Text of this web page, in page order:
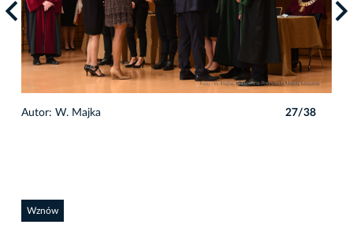
Autor: W. Majka 27/38
Wznów